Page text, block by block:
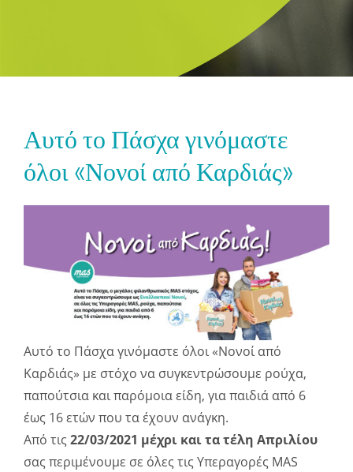
Αυτό το Πάσχα γινόμαστε
όλοι «Νονοί από Καρδιάς»
Αυτό το Πάσχα γινόμαστε όλοι «Νονοί από
Καρδιάς» με στόχο να συγκεντρώσουμε ρούχα,
παπούτσια και παρόμοια είδη, για παιδιά από 6
έως 16 ετών που τα έχουν ανάγκη.
Από τις 22/03/2021 μέχρι και τα τέλη Απριλίου
σας περιμένουμε σε όλες τις Υπεραγορές MAS